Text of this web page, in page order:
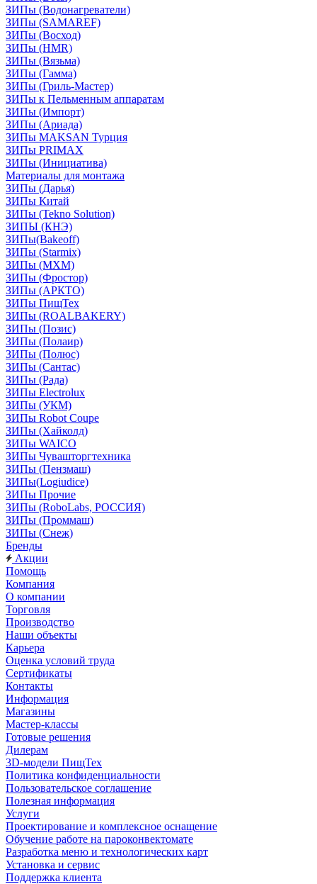
ЗИПы (Водонагреватели)
ЗИПы (SAMAREF)
ЗИПы (Восход)
ЗИПы (HMR)
ЗИПы (Вязьма)
ЗИПы (Гамма)
ЗИПы (Гриль-Мастер)
ЗИПы к Пельменным аппаратам
ЗИПы (Импорт)
ЗИПы (Ариада)
ЗИПы MAKSAN Турция
ЗИПы PRIMAX
ЗИПы (Инициатива)
Материалы для монтажа
ЗИПы (Дарья)
ЗИПы Китай
ЗИПы (Tekno Solution)
ЗИПЫ (КНЭ)
ЗИПы(Bakeoff)
ЗИПы (Starmix)
ЗИПы (МХМ)
ЗИПы (Фростор)
ЗИПы (АРКТО)
ЗИПы ПищТех
ЗИПы (ROALBAKERY)
ЗИПы (Позис)
ЗИПы (Полаир)
ЗИПы (Полюс)
ЗИПы (Сантас)
ЗИПы (Рада)
ЗИПы Electrolux
ЗИПы (УКМ)
ЗИПы Robot Coupe
ЗИПы (Хайколд)
ЗИПы WAICO
ЗИПы Чувашторгтехника
ЗИПы (Пензмаш)
ЗИПы(Logiudice)
ЗИПы Прочие
ЗИПы (RoboLabs, РОССИЯ)
ЗИПы (Проммаш)
ЗИПы (Снеж)
Бренды
Акции
Помощь
Компания
О компании
Торговля
Производство
Наши объекты
Карьера
Оценка условий труда
Сертификаты
Контакты
Информация
Магазины
Мастер-классы
Готовые решения
Дилерам
3D-модели ПищТех
Политика конфиденциальности
Пользовательское соглашение
Полезная информация
Услуги
Проектирование и комплексное оснащение
Обучение работе на пароконвектомате
Разработка меню и технологических карт
Установка и сервис
Поддержка клиента